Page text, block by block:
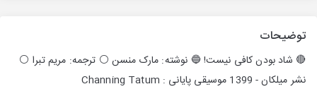
توضیحات
🔴 شاد بودن کافی نیست! 🔵 نوشته: مارک منسن ⚪️ ترجمه: مریم تبرا ⚪️
نشر میلکان - 1399 موسیقی پایانی : Channing Tatum